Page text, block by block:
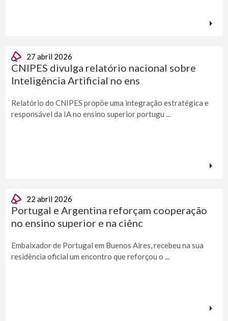
27 abril 2026
CNIPES divulga relatório nacional sobre
Inteligência Artificial no ens
Relatório do CNIPES propõe uma integração estratégica e
responsável da IA no ensino superior portugu ...
22 abril 2026
Portugal e Argentina reforçam cooperação
no ensino superior e na ciênc
Embaixador de Portugal em Buenos Aires, recebeu na sua
residência oficial um encontro que reforçou o ...